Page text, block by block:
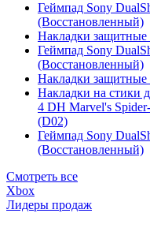
Геймпад Sony
(Восстановленный)
Накладки
Геймпад Sony
(Восстановленный)
Накладки защитные
Накладки на стики
4 DH Marvel's
(D02)
Геймпад Sony
(Восстановленный)
Смотреть все
Xbox
Лидеры продаж